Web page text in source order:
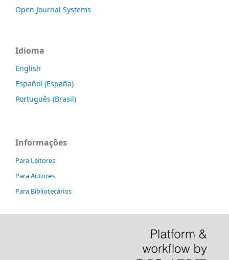
Open Journal Systems
Idioma
English
Español (España)
Português (Brasil)
Informações
Para Leitores
Para Autores
Para Bibliotecários